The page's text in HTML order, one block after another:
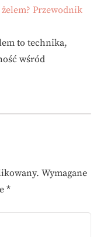
Przewodnik
to technika,
wśród
Wymagane
*